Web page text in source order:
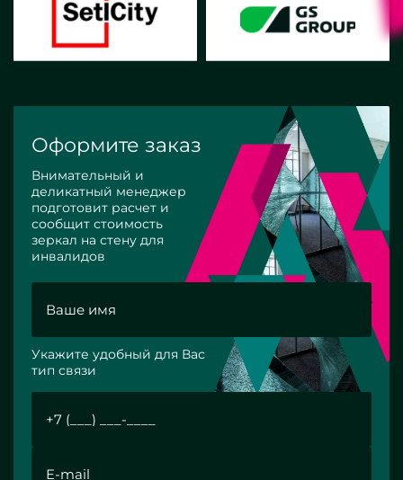
Оформите заказ
Внимательный и
деликатный менеджер
подготовит расчет и
сообщит стоимость
зеркал на стену для
инвалидов
Укажите удобный для Вас
тип связи